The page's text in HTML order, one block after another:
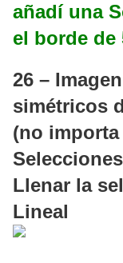
añadí una
el borde de
26 –
simétricos
(no
Llenar la
Lineal